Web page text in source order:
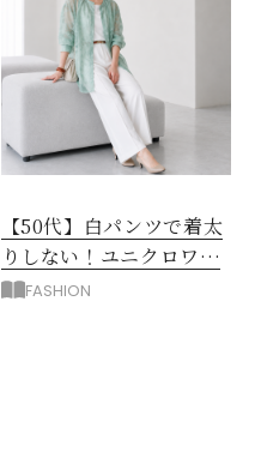
【50代】白パンツで着太
りしない！ユニクロワイ
ドパンツ夏の着回しテク
FASHION